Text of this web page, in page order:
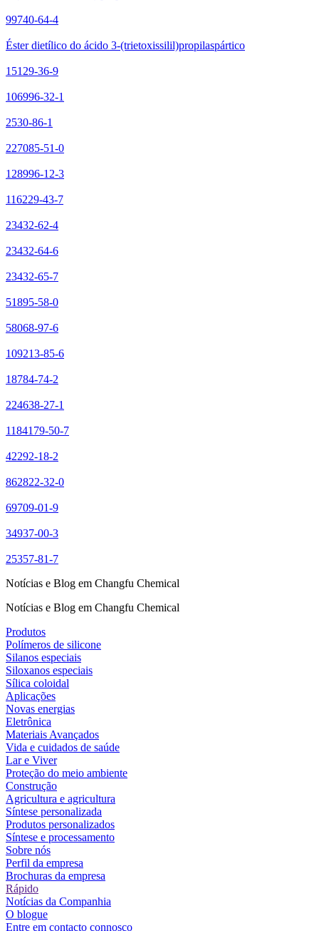
99740-64-4
Éster dietílico do ácido 3-(trietoxissilil)propilaspártico
15129-36-9
106996-32-1
2530-86-1
227085-51-0
128996-12-3
116229-43-7
23432-62-4
23432-64-6
23432-65-7
51895-58-0
58068-97-6
109213-85-6
18784-74-2
224638-27-1
1184179-50-7
42292-18-2
862822-32-0
69709-01-9
34937-00-3
25357-81-7
Notícias e Blog em Changfu Chemical
Notícias e Blog em Changfu Chemical
Produtos
Polímeros de silicone
Silanos especiais
Siloxanos especiais
Sílica coloidal
Aplicações
Novas energias
Eletrônica
Materiais Avançados
Vida e cuidados de saúde
Lar e Viver
Proteção do meio ambiente
Construção
Agricultura e agricultura
Síntese personalizada
Produtos personalizados
Síntese e processamento
Sobre nós
Perfil da empresa
Brochuras da empresa
Rápido
Notícias da Companhia
O blogue
Entre em contacto connosco